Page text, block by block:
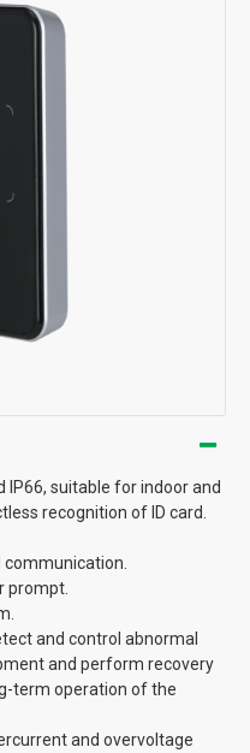
IP66, suitable for indoor and
recognition of ID card.
communication.
prompt.
and control abnormal
and perform recovery
term operation of the
and overvoltage